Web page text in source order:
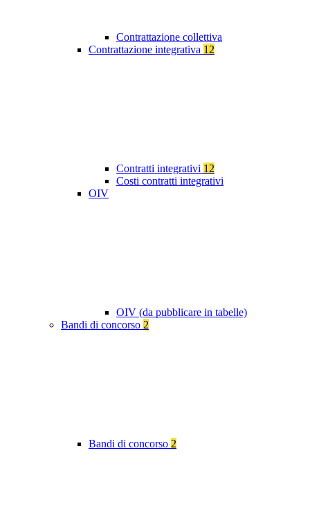
Contrattazione collettiva
Contrattazione integrativa 12
Contratti integrativi 12
Costi contratti integrativi
OIV
OIV (da pubblicare in tabelle)
Bandi di concorso 2
Bandi di concorso 2